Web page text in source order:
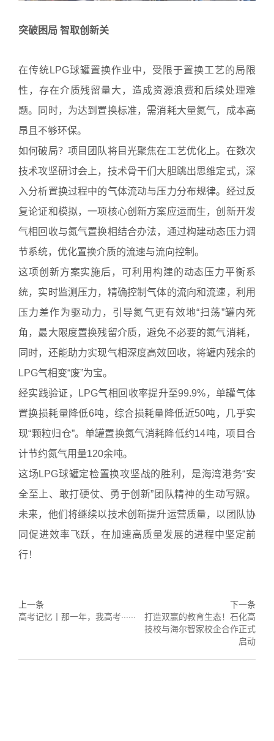
突破困局 智取创新关
在传统LPG球罐置换作业中，受限于置换工艺的局限
性，存在介质残留量大，造成资源浪费和后续处理难
题。同时，为达到置换标准，需消耗大量氮气，成本高
昂且不够环保。
如何破局？项目团队将目光聚焦在工艺优化上。在数次
技术攻坚研讨会上，技术骨干们大胆跳出思维定式，深
入分析置换过程中的气体流动与压力分布规律。经过反
复论证和模拟，一项核心创新方案应运而生，创新开发
气相回收与氮气置换相结合办法，通过构建动态压力调
节系统，优化置换介质的流速与流向控制。
这项创新方案实施后，可利用构建的动态压力平衡系
统，实时监测压力，精确控制气体的流向和流速，利用
压力差作为驱动力，引导氮气更有效地“扫荡”罐内死
角，最大限度置换残留介质，避免不必要的氮气消耗，
同时，还能助力实现气相深度高效回收，将罐内残余的
LPG气相变“废”为宝。
经实践验证，LPG气相回收率提升至99.9%，单罐气体
置换损耗量降低6吨，综合损耗量降低近50吨，几乎实
现“颗粒归仓”。单罐置换氮气消耗降低约14吨，项目合
计节约氮气用量120余吨。
这场LPG球罐定检置换攻坚战的胜利，是海湾港务“安
全至上、敢打硬仗、勇于创新”团队精神的生动写照。
未来，他们将继续以技术创新提升运营质量，以团队协
同促进效率飞跃，在加速高质量发展的进程中坚定前
行！
下一条
打造双赢的教育生态！石化高
技校与海尔智家校企合作正式
启动
上一条
高考记忆丨那一年，我高考······